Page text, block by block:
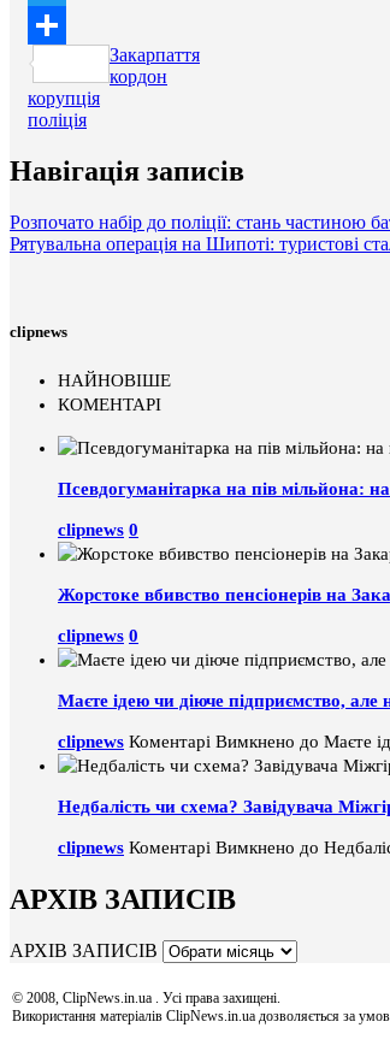
Twitter
Поділитися
Закарпаття
кордон
корупція
поліція
Навігація записів
Розпочато набір до поліції: стань частиною
Рятувальна операція на Шипоті: туристові
clipnews
НАЙНОВІШЕ
КОМЕНТАРІ
Псевдогуманітарка на пів мільйона:
clipnews 0
Жорстоке вбивство пенсіонерів на
clipnews 0
Маєте ідею чи діюче підприємство,
clipnews Коментарі Вимкнено до Маєте
Недбалість чи схема? Завідувача
clipnews Коментарі Вимкнено до
АРХІВ ЗАПИСІВ
АРХІВ ЗАПИСІВ
© 2008, ClipNews.in.ua . Усі права захищені.
Використання матеріалів ClipNews.in.ua дозволяється за